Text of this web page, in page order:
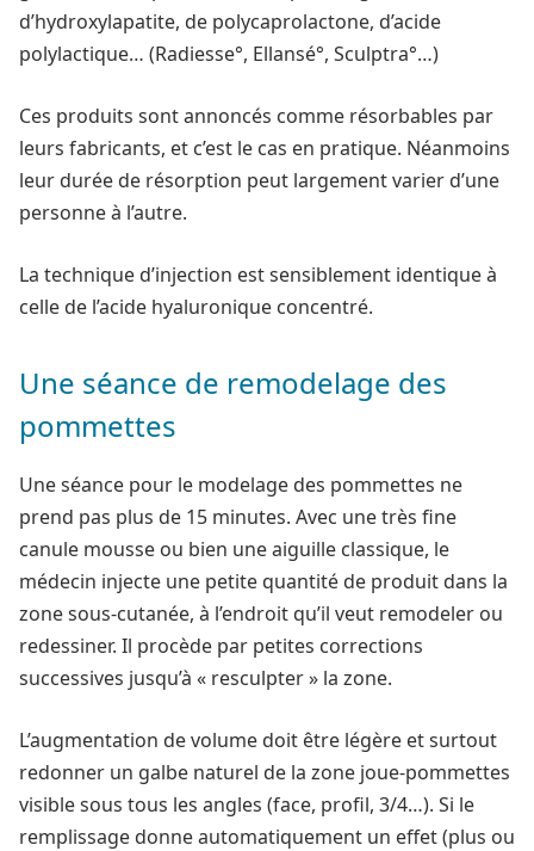
d’hydroxylapatite, de polycaprolactone, d’acide
polylactique… (Radiesse°, Ellansé°, Sculptra°…)
Ces produits sont annoncés comme résorbables par
leurs fabricants, et c’est le cas en pratique. Néanmoins
leur durée de résorption peut largement varier d’une
personne à l’autre.
La technique d’injection est sensiblement identique à
celle de l’acide hyaluronique concentré.
Une séance de remodelage des
pommettes
Une séance pour le modelage des pommettes ne
prend pas plus de 15 minutes. Avec une très fine
canule mousse ou bien une aiguille classique, le
médecin injecte une petite quantité de produit dans la
zone sous-cutanée, à l’endroit qu’il veut remodeler ou
redessiner. Il procède par petites corrections
successives jusqu’à « resculpter » la zone.
L’augmentation de volume doit être légère et surtout
redonner un galbe naturel de la zone joue-pommettes
visible sous tous les angles (face, profil, 3/4…). Si le
remplissage donne automatiquement un effet (plus ou